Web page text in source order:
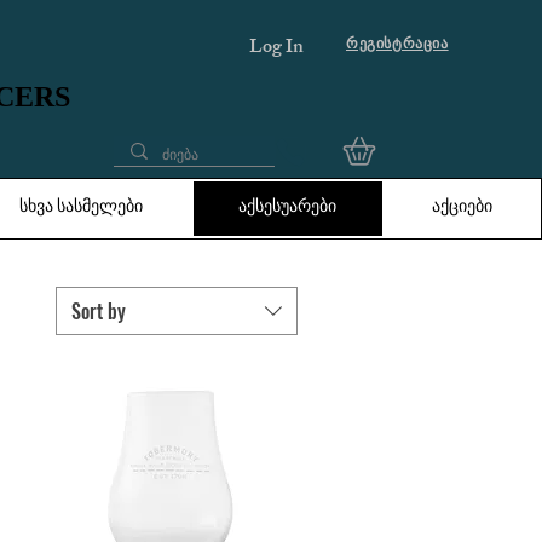
Log In რეგისტრაცია
Sort by
სხვა სასმელები აქსესუარები აქციები